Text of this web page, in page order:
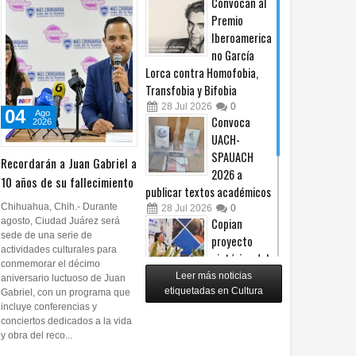
liderazgo de
Chihuahua y
plantea fortalecerlo rumbo a
2027
05Ago 2026 0
Recordarán a Juan Gabriel a
10 años de su fallecimiento
04
Ago
2026
Chihuahua, Chih.- Durante
agosto, Ciudad Juárez será
sede de una serie de
actividades culturales para
conmemorar el décimo
aniversario luctuoso de Juan
Gabriel, con un programa que
incluye conferencias y
conciertos dedicados a la vida
y obra del reco...
Premio
Iberoamerica
no García
Lorca contra Homofobia,
Transfobia y Bifobia
28 Jul 2026 0
Convoca
UACH-
SPAUACH
2026 a
publicar textos académicos
28 Jul 2026 0
Copian
proyecto
pictórico del
exalcalde
Juan Blanco
Leer más noticias
etiquetadas en Cultura